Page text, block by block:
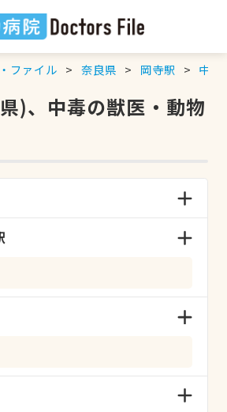
ファイル 奈良県 岡寺駅 中毒
)、中毒の獣医・動物